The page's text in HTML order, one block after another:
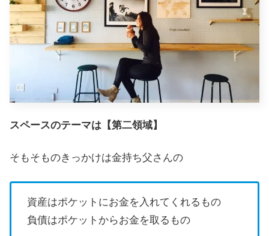
スペースのテーマは【第二領域】
そもそものきっかけは金持ち父さんの
資産はポケットにお金を入れてくれるもの
負債はポケットからお金を取るもの